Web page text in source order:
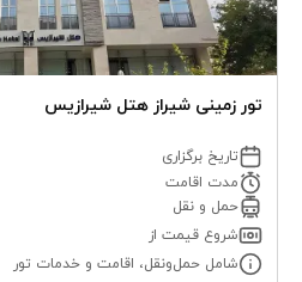
تور زمینی شیراز هتل شیرازیس
تاریخ برگزاری
مدت اقامت
حمل و نقل
شروع قیمت از
شامل حمل‌ونقل، اقامت و خدمات تور